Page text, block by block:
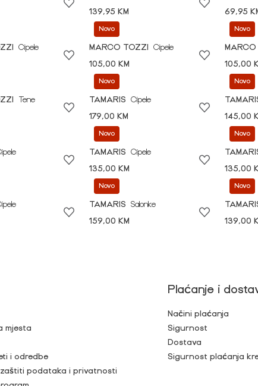
139,95 KM
69,95
Cipele
Novo
MARCO TOZZI
Cipele
105,00 KM
Novo
105,00
Tene
Novo
TAMARIS
Cipele
179,00 KM
Novo
145,00
Novo
TAMARIS
Cipele
135,00 KM
Novo
135,00
Novo
TAMARIS
Salonke
159,00 KM
Novo
139,00
mjesta
i odredbe
zaštiti podataka i privatnosti
Plaćanje i
Načini plaćanja
Sigurnost
Dostava
Sigurnost plaćanja